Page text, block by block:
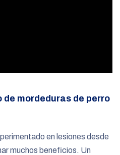
de mordeduras de perro
en lesiones desde
muchos beneficios. Un